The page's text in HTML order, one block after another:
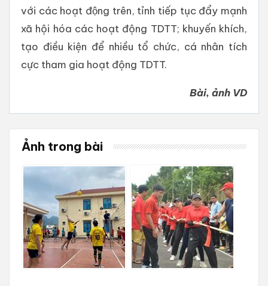
với các hoạt động trên, tỉnh tiếp tục đẩy mạnh
xã hội hóa các hoạt động TDTT; khuyến khích,
tạo điều kiện để nhiều tổ chức, cá nhân tích
cực tham gia hoạt động TDTT.
Bài, ảnh VD
Ảnh trong bài